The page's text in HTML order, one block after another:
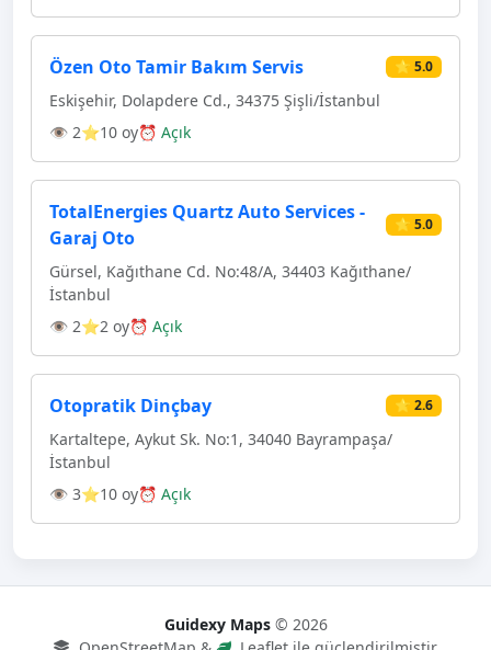
Özen Oto Tamir Bakım Servis ⭐ 5.0
Eskişehir, Dolapdere Cd., 34375 Şişli/İstanbul
👁 2⭐10 oy⏰ Açık
TotalEnergies Quartz Auto Services -
Garaj Oto
⭐ 5.0
Gürsel, Kağıthane Cd. No:48/A, 34403 Kağıthane/
İstanbul
👁 2⭐2 oy⏰ Açık
Otopratik Dinçbay ⭐ 2.6
Kartaltepe, Aykut Sk. No:1, 34040 Bayrampaşa/
İstanbul
👁 3⭐10 oy⏰ Açık
Guidexy Maps© 2026